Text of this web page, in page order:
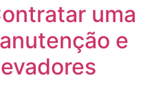
uma
e